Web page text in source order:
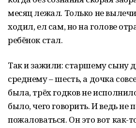
месяц лежал. Только не
ходил, ел сам, но на голове
ребёнок стал.
Так и зажили: старшему сыну
среднему – шесть, а дочка
была, трёх годков не
было, чего говорить. И ведь не
пожаловаться. Он это вот как-